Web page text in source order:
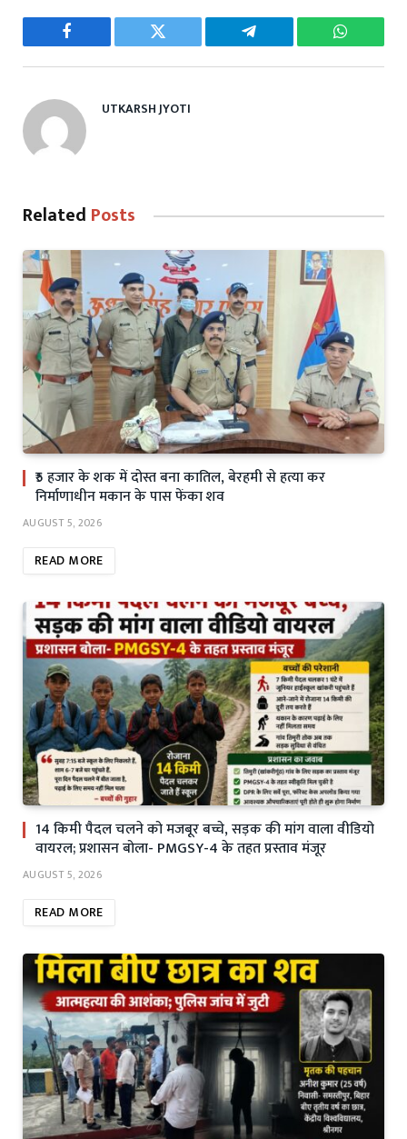
Facebook Twitter Telegram
UTKARSH JYOTI
Related Posts
₹5 हजार के शक में दोस्त बना कातिल, बेरहमी से हत्या कर
निर्माणाधीन मकान के पास फेंका शव
AUGUST 5, 2026
READ MORE
14 किमी पैदल चलने को मजबूर बच्चे, सड़क की मांग वाला वीडियो
वायरल; प्रशासन बोला- PMGSY-4 के तहत प्रस्ताव मंजूर
AUGUST 5, 2026
READ MORE